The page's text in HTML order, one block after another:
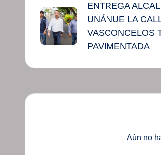
de
entradas
ENTREGA
UNÁNUE LA
VASCONCELOS
PAVIMENTADA
Aún no